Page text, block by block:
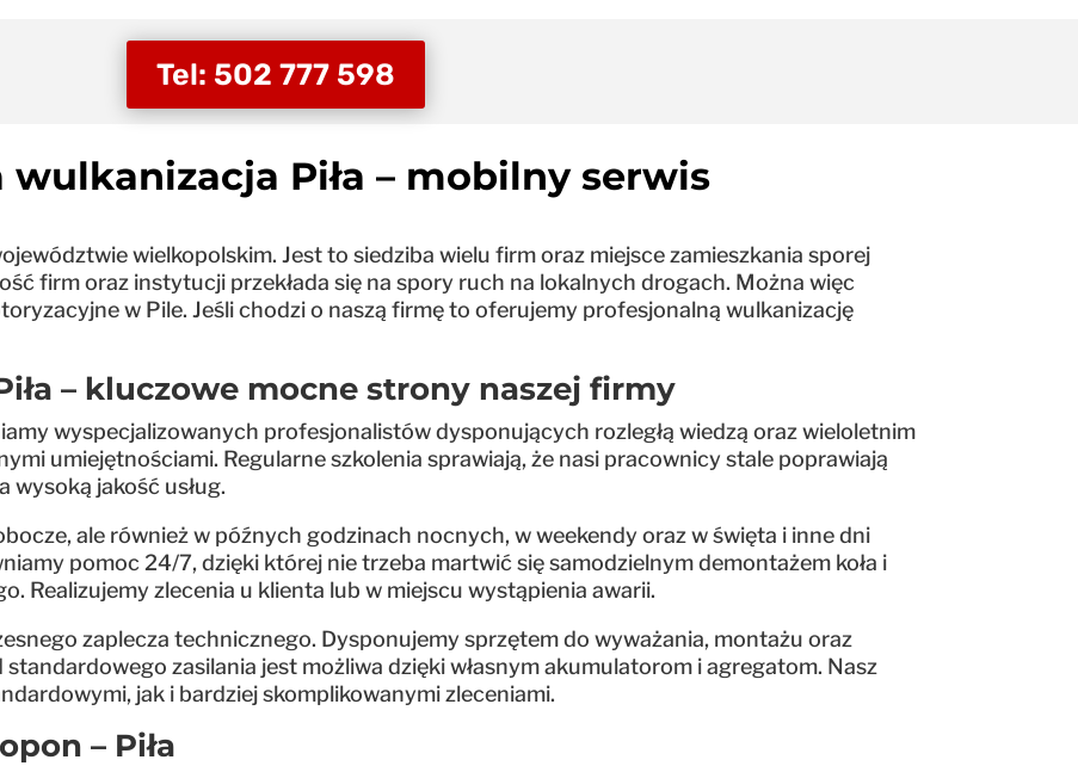
Tel: 502 777 598
wulkanizacja Piła – mobilny serwis
wielkopolskim. Jest to siedziba wielu firm oraz miejsce zamieszkania sporej
firm oraz instytucji przekłada się na spory ruch na lokalnych drogach. Można więc
w Pile. Jeśli chodzi o naszą firmę to oferujemy profesjonalną wulkanizację
– kluczowe mocne strony naszej firmy
wyspecjalizowanych profesjonalistów dysponujących rozległą wiedzą oraz wieloletnim
umiejętnościami. Regularne szkolenia sprawiają, że nasi pracownicy stale poprawiają
wysoką jakość usług.
ale również w późnych godzinach nocnych, w weekendy oraz w święta i inne dni
pomoc 24/7, dzięki której nie trzeba martwić się samodzielnym demontażem koła i
Realizujemy zlecenia u klienta lub w miejscu wystąpienia awarii.
zaplecza technicznego. Dysponujemy sprzętem do wyważania, montażu oraz
zasilania jest możliwa dzięki własnym akumulatorom i agregatom. Nasz
jak i bardziej skomplikowanymi zleceniami.
– Piła